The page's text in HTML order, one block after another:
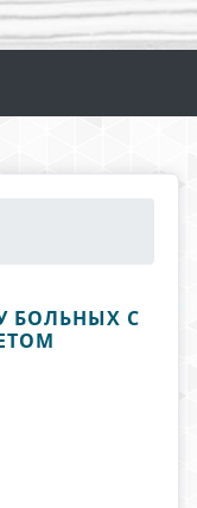
БОЛЬНЫХ С